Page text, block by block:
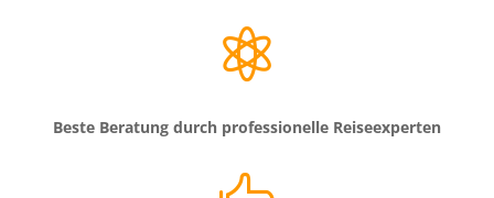

Beste Beratung durch professionelle Reiseexperten